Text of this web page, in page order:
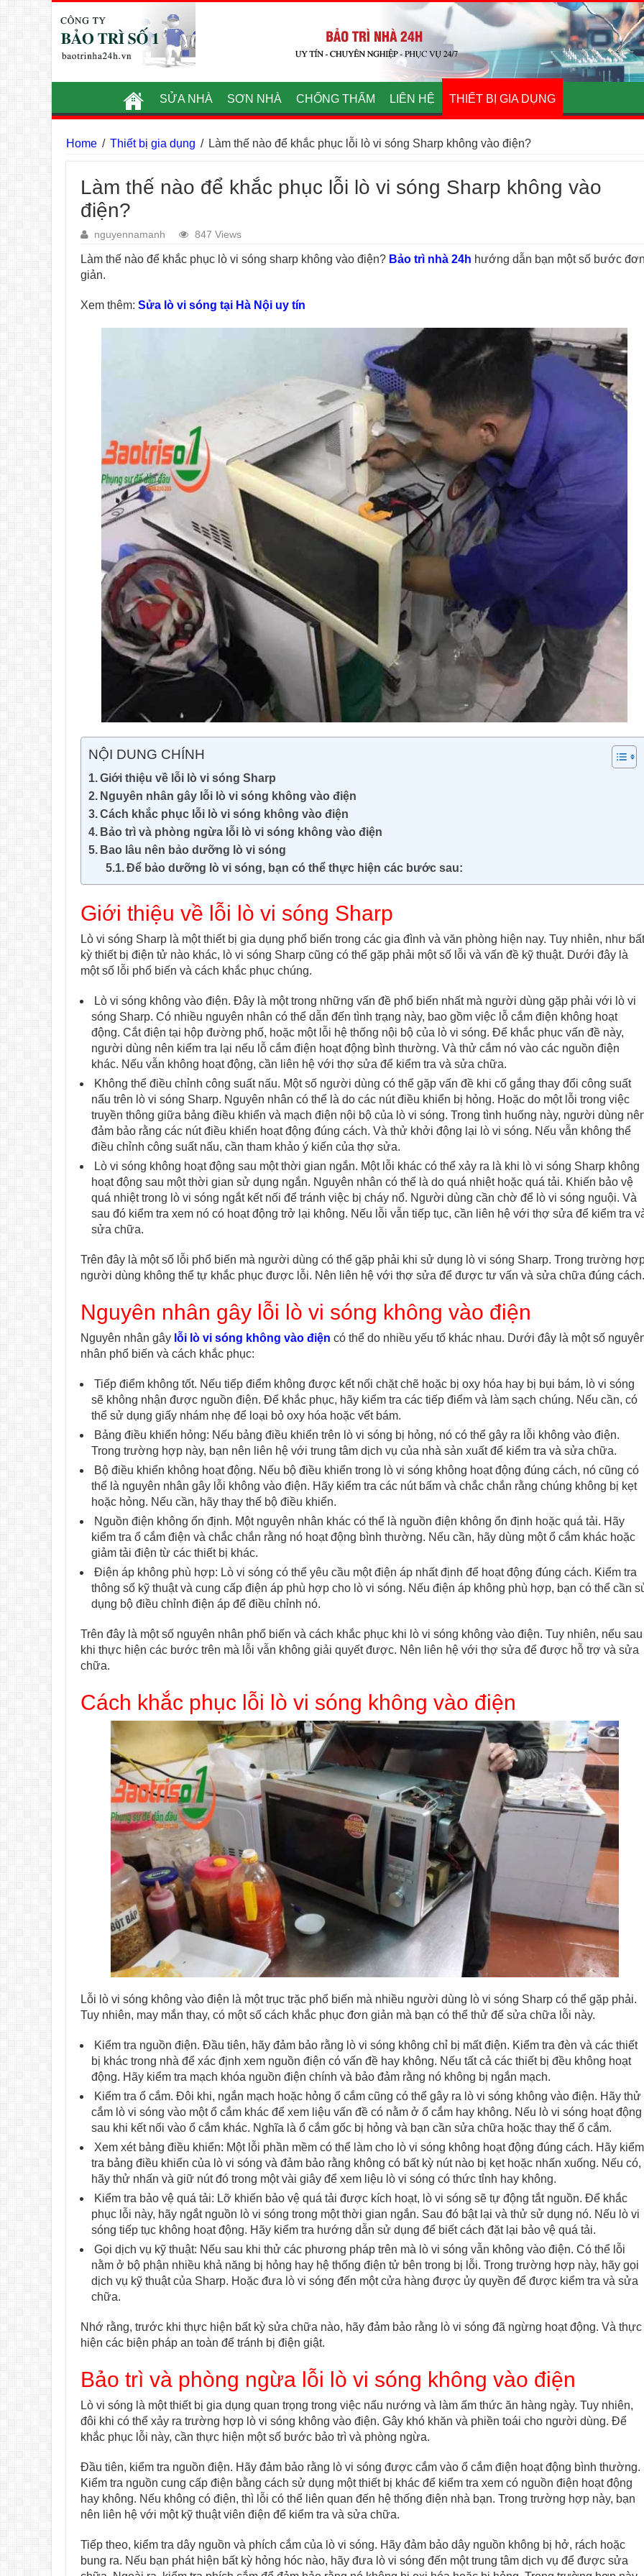
SỬA NHÀ SƠN NHÀ CHỐNG THẤM LIÊN HỆ THIẾT BỊ GIA DỤNG
Home / Thiết bị gia dụng / Làm thế nào để khắc phục lỗi lò vi sóng Sharp không vào điện?
Làm thế nào để khắc phục lỗi lò vi sóng Sharp không vào
điện?
nguyennamanh 847 Views
Làm thế nào để khắc phục lò vi sóng sharp không vào điện? Bảo trì nhà 24h hướng dẫn bạn một số bước
giản.
Xem thêm: Sửa lò vi sóng tại Hà Nội uy tín
NỘI DUNG CHÍNH
Giới thiệu về lỗi lò vi sóng Sharp
Nguyên nhân gây lỗi lò vi sóng không vào điện
Cách khắc phục lỗi lò vi sóng không vào điện
Bảo trì và phòng ngừa lỗi lò vi sóng không vào điện
Bao lâu nên bảo dưỡng lò vi sóng
Để bảo dưỡng lò vi sóng, bạn có thể thực hiện các bước sau:
Giới thiệu về lỗi lò vi sóng Sharp
Lò vi sóng Sharp là một thiết bị gia dụng phổ biến trong các gia đình và văn phòng hiện nay. Tuy nhiên, như bất
kỳ thiết bị điện tử nào khác, lò vi sóng Sharp cũng có thể gặp phải một số lỗi và vấn đề kỹ thuật. Dưới đây là
một số lỗi phổ biến và cách khắc phục chúng.
Lò vi sóng không vào điện. Đây là một trong những vấn đề phổ biến nhất mà người dùng gặp phải với lò vi
sóng Sharp. Có nhiều nguyên nhân có thể dẫn đến tình trạng này, bao gồm việc lỗ cắm điện không hoạt
động. Cắt điện tại hộp đường phố, hoặc một lỗi hệ thống nội bộ của lò vi sóng. Để khắc phục vấn đề này,
người dùng nên kiểm tra lại nếu lỗ cắm điện hoạt động bình thường. Và thử cắm nó vào các nguồn điện
khác. Nếu vẫn không hoạt động, cần liên hệ với thợ sửa để kiểm tra và sửa chữa.
Không thể điều chỉnh công suất nấu. Một số người dùng có thể gặp vấn đề khi cố gắng thay đổi công suất
nấu trên lò vi sóng Sharp. Nguyên nhân có thể là do các nút điều khiển bị hỏng. Hoặc do một lỗi trong việc
truyền thông giữa bảng điều khiển và mạch điện nội bộ của lò vi sóng. Trong tình huống này, người dùng
đảm bảo rằng các nút điều khiển hoạt động đúng cách. Và thử khởi động lại lò vi sóng. Nếu vẫn không thể
điều chỉnh công suất nấu, cần tham khảo ý kiến ​​của thợ sửa.
Lò vi sóng không hoạt động sau một thời gian ngắn. Một lỗi khác có thể xảy ra là khi lò vi sóng Sharp không
hoạt động sau một thời gian sử dụng ngắn. Nguyên nhân có thể là do quá nhiệt hoặc quá tải. Khiến bảo vệ
quá nhiệt trong lò vi sóng ngắt kết nối để tránh việc bị cháy nổ. Người dùng cần chờ để lò vi sóng nguội. Và
sau đó kiểm tra xem nó có hoạt động trở lại không. Nếu lỗi vẫn tiếp tục, cần liên hệ với thợ sửa để kiểm tra
sửa chữa.
Trên đây là một số lỗi phổ biến mà người dùng có thể gặp phải khi sử dụng lò vi sóng Sharp. Trong trường
người dùng không thể tự khắc phục được lỗi. Nên liên hệ với thợ sửa để được tư vấn và sửa chữa đúng cách.
Nguyên nhân gây lỗi lò vi sóng không vào điện
Nguyên nhân gây lỗi lò vi sóng không vào điện có thể do nhiều yếu tố khác nhau. Dưới đây là một số
nhân phổ biến và cách khắc phục:
Tiếp điểm không tốt. Nếu tiếp điểm không được kết nối chặt chẽ hoặc bị oxy hóa hay bị bụi bám, lò vi sóng
sẽ không nhận được nguồn điện. Để khắc phục, hãy kiểm tra các tiếp điểm và làm sạch chúng. Nếu cần, có
thể sử dụng giấy nhám nhẹ để loại bỏ oxy hóa hoặc vết bám.
Bảng điều khiển hỏng: Nếu bảng điều khiển trên lò vi sóng bị hỏng, nó có thể gây ra lỗi không vào điện.
Trong trường hợp này, bạn nên liên hệ với trung tâm dịch vụ của nhà sản xuất để kiểm tra và sửa chữa.
Bộ điều khiển không hoạt động. Nếu bộ điều khiển trong lò vi sóng không hoạt động đúng cách, nó cũng có
thể là nguyên nhân gây lỗi không vào điện. Hãy kiểm tra các nút bấm và chắc chắn rằng chúng không bị kẹt
hoặc hỏng. Nếu cần, hãy thay thế bộ điều khiển.
Nguồn điện không ổn định. Một nguyên nhân khác có thể là nguồn điện không ổn định hoặc quá tải. Hãy
kiểm tra ổ cắm điện và chắc chắn rằng nó hoạt động bình thường. Nếu cần, hãy dùng một ổ cắm khác hoặc
giảm tải điện từ các thiết bị khác.
Điện áp không phù hợp: Lò vi sóng có thể yêu cầu một điện áp nhất định để hoạt động đúng cách. Kiểm tra
thông số kỹ thuật và cung cấp điện áp phù hợp cho lò vi sóng. Nếu điện áp không phù hợp, bạn có thể cần
dụng bộ điều chỉnh điện áp để điều chỉnh nó.
Trên đây là một số nguyên nhân phổ biến và cách khắc phục khi lò vi sóng không vào điện. Tuy nhiên, nếu sau
khi thực hiện các bước trên mà lỗi vẫn không giải quyết được. Nên liên hệ với thợ sửa để được hỗ trợ và sửa
chữa.
Cách khắc phục lỗi lò vi sóng không vào điện
Lỗi lò vi sóng không vào điện là một trục trặc phổ biến mà nhiều người dùng lò vi sóng Sharp có thể gặp phải.
Tuy nhiên, may mắn thay, có một số cách khắc phục đơn giản mà bạn có thể thử để sửa chữa lỗi này.
Kiểm tra nguồn điện. Đầu tiên, hãy đảm bảo rằng lò vi sóng không chỉ bị mất điện. Kiểm tra đèn và các thiết
bị khác trong nhà để xác định xem nguồn điện có vấn đề hay không. Nếu tất cả các thiết bị đều không hoạt
động. Hãy kiểm tra mạch khóa nguồn điện chính và bảo đảm rằng nó không bị ngắn mạch.
Kiểm tra ổ cắm. Đôi khi, ngắn mạch hoặc hỏng ổ cắm cũng có thể gây ra lò vi sóng không vào điện. Hãy thử
cắm lò vi sóng vào một ổ cắm khác để xem liệu vấn đề có nằm ở ổ cắm hay không. Nếu lò vi sóng hoạt động
sau khi kết nối vào ổ cắm khác. Nghĩa là ổ cắm gốc bị hỏng và bạn cần sửa chữa hoặc thay thế ổ cắm.
Xem xét bảng điều khiển: Một lỗi phần mềm có thể làm cho lò vi sóng không hoạt động đúng cách. Hãy kiểm
tra bảng điều khiển của lò vi sóng và đảm bảo rằng không có bất kỳ nút nào bị kẹt hoặc nhấn xuống. Nếu có,
hãy thử nhấn và giữ nút đó trong một vài giây để xem liệu lò vi sóng có thức tỉnh hay không.
Kiểm tra bảo vệ quá tải: Lỡ khiến bảo vệ quá tải được kích hoạt, lò vi sóng sẽ tự động tắt nguồn. Để khắc
phục lỗi này, hãy ngắt nguồn lò vi sóng trong một thời gian ngắn. Sau đó bật lại và thử sử dụng nó. Nếu lò vi
sóng tiếp tục không hoạt động. Hãy kiểm tra hướng dẫn sử dụng để biết cách đặt lại bảo vệ quá tải.
Gọi dịch vụ kỹ thuật: Nếu sau khi thử các phương pháp trên mà lò vi sóng vẫn không vào điện. Có thể lỗi
nằm ở bộ phận nhiều khả năng bị hỏng hay hệ thống điện tử bên trong bị lỗi. Trong trường hợp này, hãy gọi
dịch vụ kỹ thuật của Sharp. Hoặc đưa lò vi sóng đến một cửa hàng được ủy quyền để được kiểm tra và sửa
chữa.
Nhớ rằng, trước khi thực hiện bất kỳ sửa chữa nào, hãy đảm bảo rằng lò vi sóng đã ngừng hoạt động. Và thực
hiện các biện pháp an toàn để tránh bị điện giật.
Bảo trì và phòng ngừa lỗi lò vi sóng không vào điện
Lò vi sóng là một thiết bị gia dụng quan trọng trong việc nấu nướng và làm ấm thức ăn hàng ngày. Tuy nhiên,
đôi khi có thể xảy ra trường hợp lò vi sóng không vào điện. Gây khó khăn và phiền toái cho người dùng. Để
khắc phục lỗi này, cần thực hiện một số bước bảo trì và phòng ngừa.
Đầu tiên, kiểm tra nguồn điện. Hãy đảm bảo rằng lò vi sóng được cắm vào ổ cắm điện hoạt động bình thường.
Kiểm tra nguồn cung cấp điện bằng cách sử dụng một thiết bị khác để kiểm tra xem có nguồn điện hoạt động
hay không. Nếu không có điện, thì lỗi có thể liên quan đến hệ thống điện nhà bạn. Trong trường hợp này, bạn
nên liên hệ với một kỹ thuật viên điện để kiểm tra và sửa chữa.
Tiếp theo, kiểm tra dây nguồn và phích cắm của lò vi sóng. Hãy đảm bảo dây nguồn không bị hở, rách hoặc
bung ra. Nếu bạn phát hiện bất kỳ hỏng hóc nào, hãy đưa lò vi sóng đến một trung tâm dịch vụ để được sửa